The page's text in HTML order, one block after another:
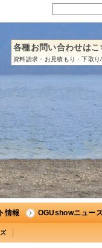
各種お問い合わせはこ
資料請求・お見積もり・下取
情報 OGUshowニュース